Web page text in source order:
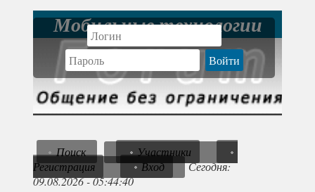
Мобильные технологии
Поиск
Участники
Регистрация
Вход
Сегодня:
09.08.2026 - 05:44:40